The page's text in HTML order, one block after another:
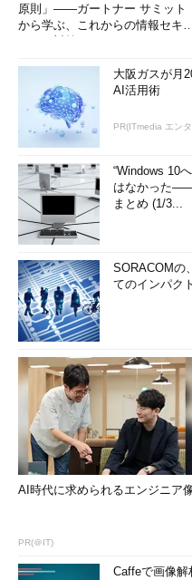
原則」――ガートナー サミット
から学ぶ、これからの情報セキ
大阪ガスが月
AI活用術
PR(ITmedia エン
“Windows 10
はなかった
まとめ (1/3...
SORACOMの
てのインパク
AI時代に求められるエンジニア
PR(＠IT)
Caffeで画像解